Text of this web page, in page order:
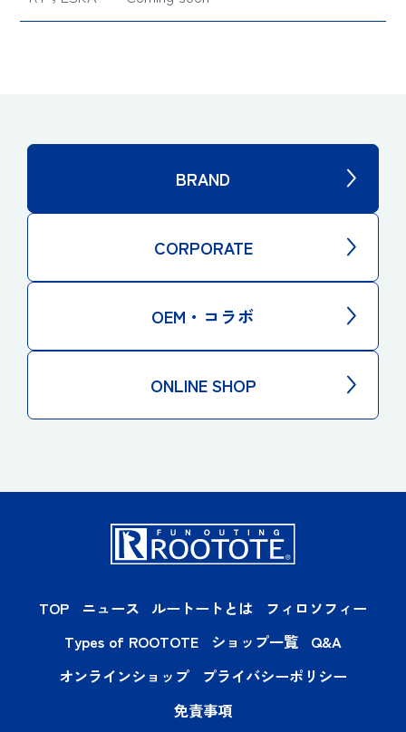
BRAND
CORPORATE
OEM・コラボ
ONLINE SHOP
TOP ニュース ルートートとは
フィロソフィー
Types of ROOTOTE
ショップ一覧
Q&A
オンラインショップ
プライバシーポリシー
免責事項